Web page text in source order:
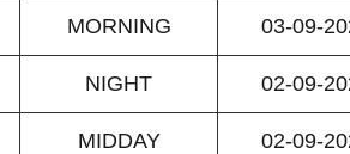
MORNING 03-09-
NIGHT 02-09-
MIDDAY 02-09-